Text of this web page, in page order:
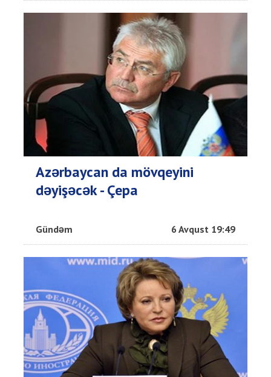
Azərbaycan da mövqeyini
dəyişəcək - Çepa
Gündəm 6 Avqust 19:49